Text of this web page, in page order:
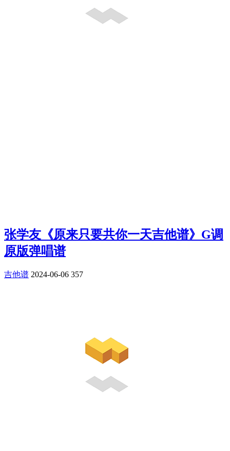
张学友《原来只要共你一天吉他谱》G调
原版弹唱谱
吉他谱 2024-06-06 357